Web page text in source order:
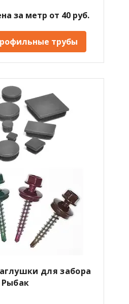
за метр от 40 руб.
трубы
для забора
Рыбак